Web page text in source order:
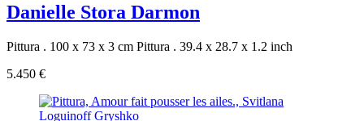
Danielle Stora Darmon
Pittura . 100 x 73 x 3 cm Pittura . 39.4 x 28.7 x 1.2 inch
5.450 €